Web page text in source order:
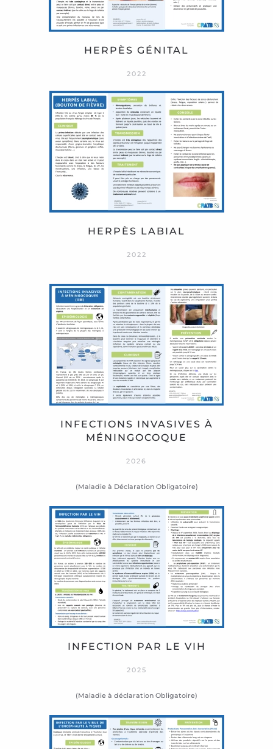
HERPÈS GÉNITAL
2022
HERPÈS LABIAL
2022
INFECTIONS INVASIVES À
MÉNINGOCOQUE
2026
(Maladie à Déclaration Obligatoire)
INFECTION PAR LE VIH
2025
(Maladie à déclaration Obligatoire)